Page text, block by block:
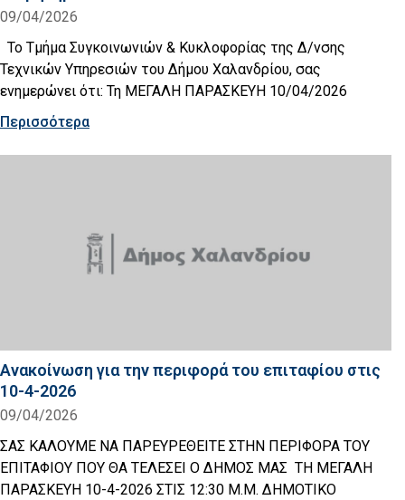
09/04/2026
Το Τμήμα Συγκοινωνιών & Κυκλοφορίας της Δ/νσης
Τεχνικών Υπηρεσιών του Δήμου Χαλανδρίου, σας
ενημερώνει ότι: Τη ΜΕΓΑΛΗ ΠΑΡΑΣΚΕΥΗ 10/04/2026
Περισσότερα
Ανακοίνωση για την περιφορά του επιταφίου στις
10-4-2026
09/04/2026
ΣΑΣ ΚΑΛΟΥΜΕ ΝΑ ΠΑΡΕΥΡΕΘΕΙΤΕ ΣΤΗΝ ΠΕΡΙΦΟΡΑ ΤΟΥ
ΕΠΙΤΑΦΙΟΥ ΠΟΥ ΘΑ ΤΕΛΕΣΕΙ Ο ΔΗΜΟΣ ΜΑΣ ΤΗ ΜΕΓΑΛΗ
ΠΑΡΑΣΚΕΥΗ 10-4-2026 ΣΤΙΣ 12:30 Μ.Μ. ΔΗΜΟΤΙΚΟ